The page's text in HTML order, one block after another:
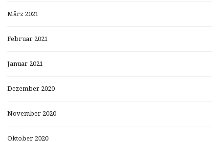
März 2021
Februar 2021
Januar 2021
Dezember 2020
November 2020
Oktober 2020